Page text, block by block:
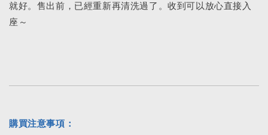
就好。售出前，已經重新再清洗過了。收到可以放心直接入
座～
購買注意事項：